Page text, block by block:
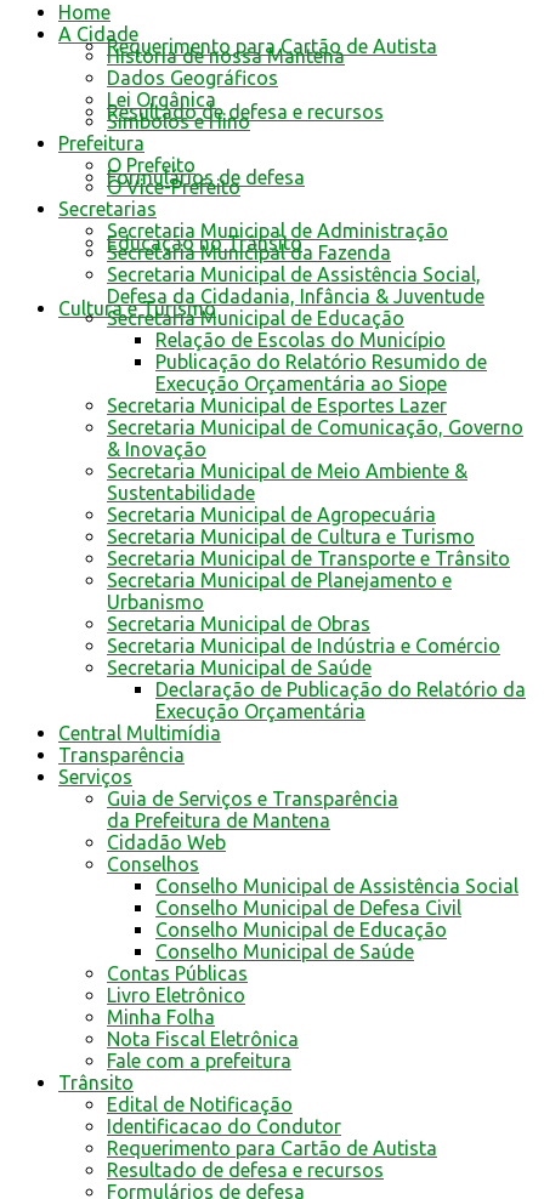
Requerimento para Cartão de Autista
Resultado de defesa e recursos
Formulários de defesa
Educação no Trânsito
Cultura e Turismo
Home
A Cidade
História de nossa Mantena
Dados Geográficos
Lei Orgânica
Símbolos e Hino
Prefeitura
O Prefeito
O Vice-Prefeito
Secretarias
Secretaria Municipal de Administração
Secretaria Municipal da Fazenda
Secretaria Municipal de Assistência Social,
Defesa da Cidadania, Infância & Juventude
Secretaria Municipal de Educação
Relação de Escolas do Município
Publicação do Relatório Resumido de
Execução Orçamentária ao Siope
Secretaria Municipal de Esportes Lazer
Secretaria Municipal de Comunicação, Governo
& Inovação
Secretaria Municipal de Meio Ambiente &
Sustentabilidade
Secretaria Municipal de Agropecuária
Secretaria Municipal de Cultura e Turismo
Secretaria Municipal de Transporte e Trânsito
Secretaria Municipal de Planejamento e
Urbanismo
Secretaria Municipal de Obras
Secretaria Municipal de Indústria e Comércio
Secretaria Municipal de Saúde
Declaração de Publicação do Relatório da
Execução Orçamentária
Central Multimídia
Transparência
Serviços
Guia de Serviços e Transparência
da Prefeitura de Mantena
Cidadão Web
Conselhos
Conselho Municipal de Assistência Social
Conselho Municipal de Defesa Civil
Conselho Municipal de Educação
Conselho Municipal de Saúde
Contas Públicas
Livro Eletrônico
Minha Folha
Nota Fiscal Eletrônica
Fale com a prefeitura
Trânsito
Edital de Notificação
Identificacao do Condutor
Requerimento para Cartão de Autista
Resultado de defesa e recursos
Formulários de defesa